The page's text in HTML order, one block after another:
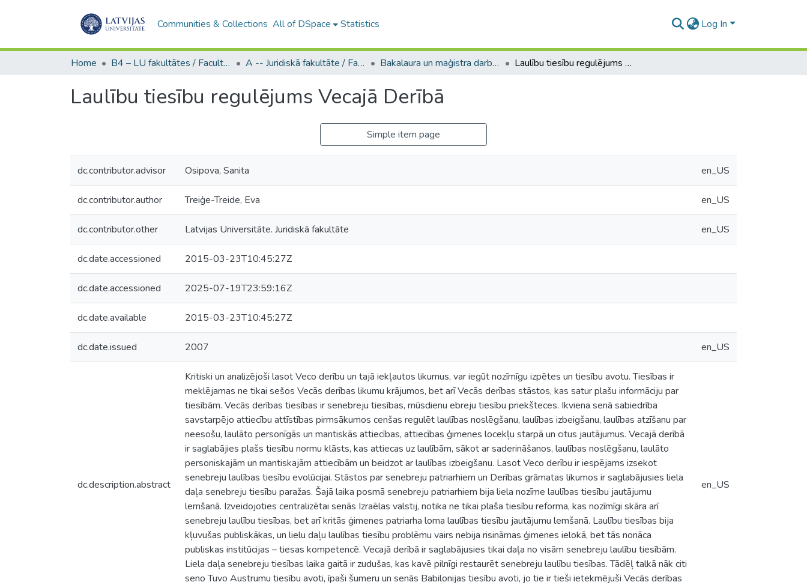
Communities & Collections All of DSpace Statistics Log In
Home B4 – LU fakultātes / Faculties of the UL A -- Juridiskā fakultāte / Faculty of Law Bakalaura un maģistra darbi (JF) / Bachelor's and Master's theses Laulību tiesību regulējums Vecajā Derībā
Laulību tiesību regulējums Vecajā Derībā
Simple item page
dc.contributor.advisor Osipova, Sanita en_US
dc.contributor.author Treiģe-Treide, Eva en_US
dc.contributor.other Latvijas Universitāte. Juridiskā fakultāte en_US
dc.date.accessioned 2015-03-23T10:45:27Z
dc.date.accessioned 2025-07-19T23:59:16Z
dc.date.available 2015-03-23T10:45:27Z
dc.date.issued 2007 en_US
dc.description.abstract
Kritiski un analizējoši lasot Veco derību un tajā iekļautos likumus, var iegūt nozīmīgu izpētes un tiesību avotu. Tiesības ir
meklējamas ne tikai sešos Vecās derības likumu krājumos, bet arī Vecās derības stāstos, kas satur plašu informāciju par
tiesībām. Vecās derības tiesības ir senebreju tiesības, mūsdienu ebreju tiesību priekšteces. Ikviena senā sabiedrība
savstarpējo attiecību attīstības pirmsākumos cenšas regulēt laulības noslēgšanu, laulības izbeigšanu, laulības atzīšanu par
neesošu, laulāto personīgās un mantiskās attiecības, attiecības ģimenes locekļu starpā un citus jautājumus. Vecajā derībā
ir saglabājies plašs tiesību normu klāsts, kas attiecas uz laulībām, sākot ar saderināšanos, laulības noslēgšanu, laulāto
personiskajām un mantiskajām attiecībām un beidzot ar laulības izbeigšanu. Lasot Veco derību ir iespējams izsekot
senebreju laulības tiesību evolūcijai. Stāstos par senebreju patriarhiem un Derības grāmatas likumos ir saglabājusies liela
daļa senebreju tiesību paražas. Šajā laika posmā senebreju patriarhiem bija liela nozīme laulības tiesību jautājumu
lemšanā. Izveidojoties centralizētai senās Izraēlas valstij, notika ne tikai plaša tiesību reforma, kas nozīmīgi skāra arī
senebreju laulību tiesības, bet arī kritās ģimenes patriarha loma laulības tiesību jautājumu lemšanā. Laulību tiesības bija
kļuvušas publiskākas, un lielu daļu laulības tiesību problēmu vairs nebija risināmas ģimenes ielokā, bet tās nonāca
publiskas institūcijas – tiesas kompetencē. Vecajā derībā ir saglabājusies tikai daļa no visām senebreju laulību tiesībām.
Liela daļa senebreju tiesības laika gaitā ir zudušas, kas kavē pilnīgi restaurēt senebreju laulību tiesības. Tādēļ talkā nāk citi
seno Tuvo Austrumu tiesību avoti, īpaši šumeru un senās Babilonijas tiesību avoti, jo tie ir tieši ietekmējuši Vecās derības
en_US